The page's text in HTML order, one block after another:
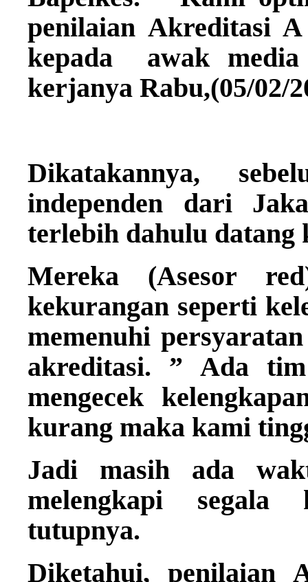
penilaian Akreditasi
kepada awak media
kerjanya Rabu,(05/02/
Dikatakannya,
independen dari
terlebih dahulu datang
Mereka (Asesor
kekurangan seperti
memenuhi
akreditasi. ” Ada
mengecek
kurang maka kami
Jadi masih ada
melengkapi segala
tutupnya.
Diketahui, penilaian